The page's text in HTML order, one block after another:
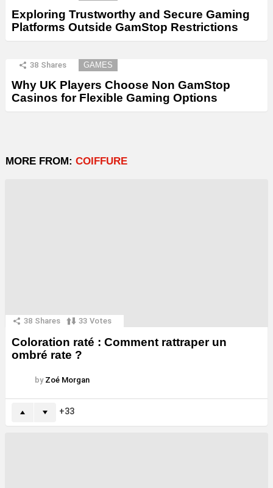
Exploring Trustworthy and Secure Gaming
Platforms Outside GamStop Restrictions
38 Shares GAMES
Why UK Players Choose Non GamStop
Casinos for Flexible Gaming Options
MORE FROM: COIFFURE
38 Shares 33 Votes
Coloration raté : Comment rattraper un
ombré rate ?
by Zoé Morgan
33